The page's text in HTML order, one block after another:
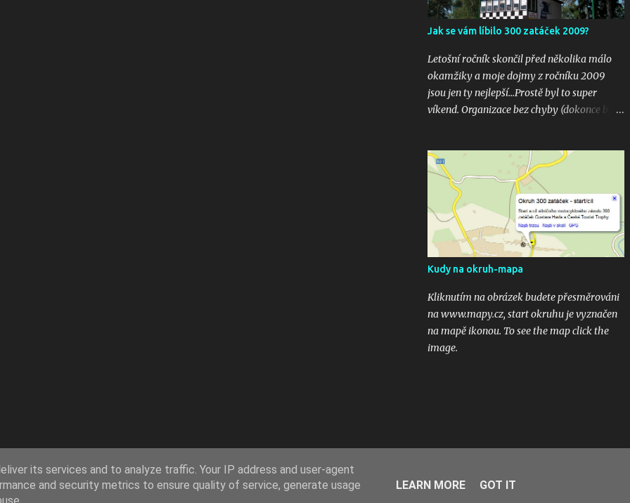
Jak se vám líbilo 300 zatáček 2009?
Letošní ročník skončil před několika málo
okamžiky a moje dojmy z ročníku 2009
jsou jen ty nejlepší...Prostě byl to super
víkend. Organizace bez chyby (dokonce bylo
žádná velká nehoda pokud vím a hlavně
překrásné souboje hned v několika
kubaturách. Máte fotky, videa ? Pošlete mi
odkaz na email 300zatacek@gmail.com a
podělte se s ostatními, budou uveřejněny na
těchto stránkých. Dík. A jak se líbily Zatáčky
vám? Pište do komentářů...
Kudy na okruh-mapa
Kliknutím na obrázek budete přesměrováni
na www.mapy.cz, start okruhu je vyznačen
na mapě ikonou. To see the map click the
image.
its services and to analyze traffic. Your IP address and user-agent
and security metrics to ensure quality of service, generate usage
LEARN MORE GOT IT